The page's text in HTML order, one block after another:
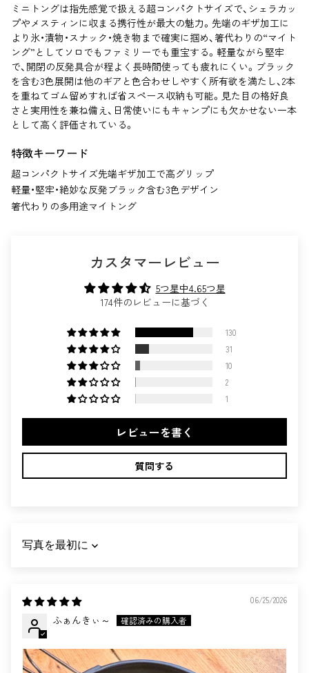
ミニトングは指先感覚で扱える超コンパクトサイズで、シェラカッ
プやメスティンに収まる携行性が最大の魅力。先端のギザ加工に
より氷・漬物・スナック・焼き物まで確実に掴め、箸代わりの“マイト
ング”としてソロでもファミリーでも重宝する。軽量ながら堅牢
で、開閉の反発具合が程よく長時間使っても疲れにくい。ブラック
を含む3色展開は他のギアと色合わせしやすく所有欲を満たし、2本
を重ねてゴム留めすれば省スペース収納も可能。見た目の格好良
さと実用性を兼ね備え、日常使いにもキャンプにも欠かせない一本
として高く評価されている。
特徴キーワード
超コンパクトサイズ先端ギザ加工で高グリップ
軽量・堅牢・絶妙な反発ブラック含む3色デザイン
箸代わりの多用途マイトング
カスタマーレビュー
5つ星中4.65つ星
174件のレビューに基づく
130
31
10
2
1
レビューを書く
質問する
SORT BY
06/25/2026
ふぁんきぃ～